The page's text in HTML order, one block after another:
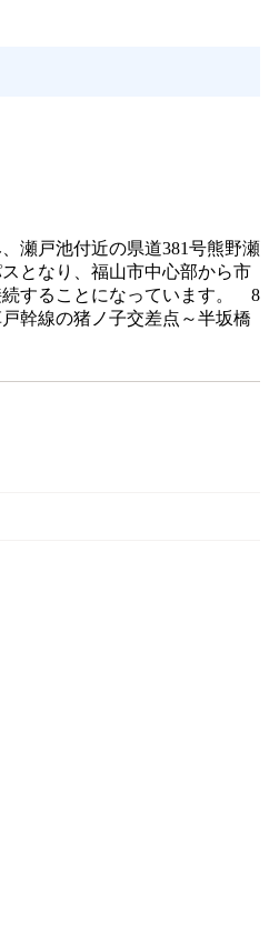
瀬戸池付近の県道381号熊野瀬
となり、福山市中心部から市
続することになっています。 8
幹線の猪ノ子交差点～半坂橋